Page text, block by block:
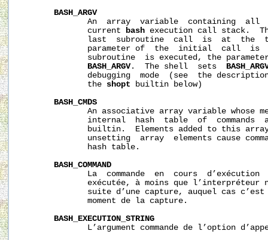
BASH_ARGV
An  array  variable  containing  all
              current
bash execution call stack.
last  subroutine  call  is  at  the
parameter of  the  initial  call  is
subroutine  is executed, the
BASH_ARGV.  The shell  sets
debugging  mode  (see  the
              the
shopt builtin below)
BASH_CMDS
An associative array variable whose
internal  hash  table  of  commands
builtin.  Elements added to this
unsetting  array  elements cause
              hash table.
BASH_COMMAND
La  commande  en  cours  d’exécution
exécutée, à moins que l’interpréteur
suite d’une capture, auquel cas
              moment de la capture.
BASH_EXECUTION_STRING
L’argument commande de l’option